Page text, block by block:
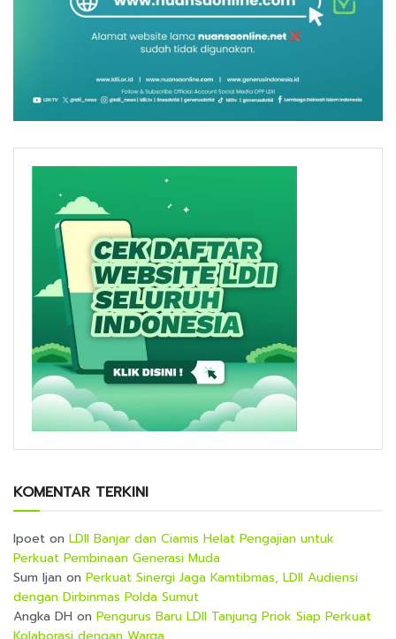
KOMENTAR TERKINI
Ipoet on LDII Banjar dan Ciamis Helat Pengajian untuk
Perkuat Pembinaan Generasi Muda
Sum Ijan on Perkuat Sinergi Jaga Kamtibmas, LDII Audiensi
dengan Dirbinmas Polda Sumut
Angka DH on Pengurus Baru LDII Tanjung Priok Siap Perkuat